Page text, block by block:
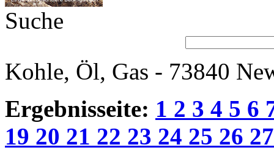
Suche
Kohle, Öl, Gas - 73840
Ergebnisseite: 1 2 3 4 5 6
19 20 21 22 23 24 25 26